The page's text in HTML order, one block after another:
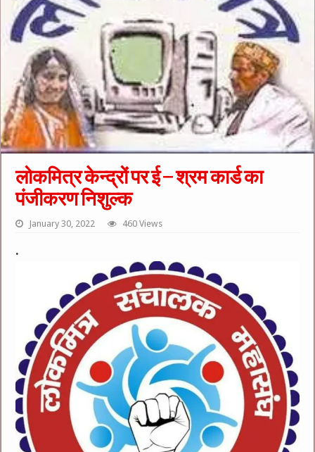
लोकमित्र केन्द्रों पर ई – श्रम कार्ड का
पंजीकरण निशुल्क
January 30, 2022 460 Views
.